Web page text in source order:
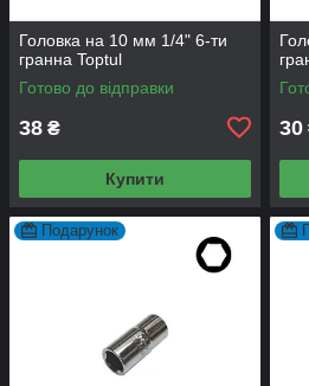
Головка на 10 мм 1/4" 6-ти
гранна Toptul
Готово до відправки
38 ₴
Купити
30
Подарунок